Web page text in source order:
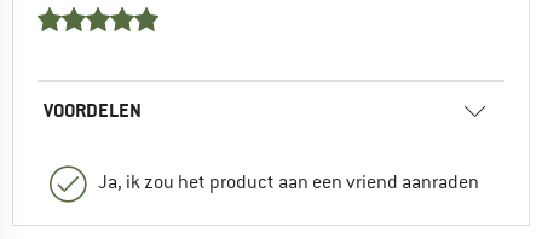
VOORDELEN
Ja, ik zou het product aan een vriend aanraden